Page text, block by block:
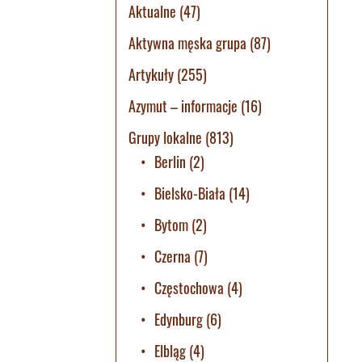
Aktualne (47)
Aktywna męska grupa (87)
Artykuły(255)
Azymut – informacje (16)
Grupy lokalne (813)
Berlin (2)
Bielsko-Biała (14)
Bytom(2)
Czerna (7)
Częstochowa (4)
Edynburg(6)
Elbląg(4)